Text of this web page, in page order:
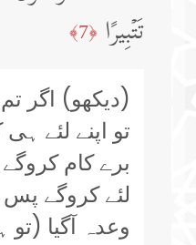
تَتۡبِیرًا ﴿7﴾
(دیکھو) اگر
تو اپنے لئے
برے کام
لئے کروگے
وعدہ آگیا (تو